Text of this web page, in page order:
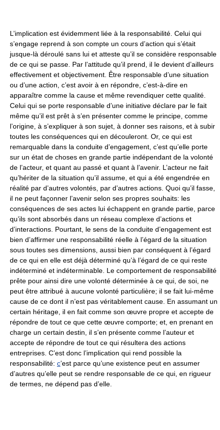
L’implication est évidemment liée à la responsabilité. Celui qui
s’engage reprend à son compte un cours d’action qui s’était
jusque-là déroulé sans lui et atteste qu’il se considère responsable
de ce qui se passe. Par l’attitude qu’il prend, il le devient d’ailleurs
effectivement et objectivement. Être responsable d’une situation
ou d’une action, c’est avoir à en répondre, c’est-à-dire en
apparaître comme la cause et même revendiquer cette qualité.
Celui qui se porte responsable d’une initiative déclare par le fait
même qu’il est prêt à s’en présenter comme le principe, comme
l’origine, à s’expliquer à son sujet, à donner ses raisons, et à subir
toutes les conséquences qui en découleront. Or, ce qui est
remarquable dans la conduite d’engagement, c’est qu’elle porte
sur un état de choses en grande partie indépendant de la volonté
de l’acteur, et quant au passé et quant à l’avenir. L’acteur ne fait
qu’hériter de la situation qu’il assume, et qui a été engendrée en
réalité par d’autres volontés, par d’autres actions. Quoi qu’il fasse,
il ne peut façonner l’avenir selon ses propres souhaits: les
conséquences de ses actes lui échappent en grande partie, parce
qu’ils sont absorbés dans un réseau complexe d’actions et
d’interactions. Pourtant, le sens de la conduite d’engagement est
bien d’affirmer une responsabilité réelle à l’égard de la situation
sous toutes ses dimensions, aussi bien par conséquent à l’égard
de ce qui en elle est déjà déterminé qu’à l’égard de ce qui reste
indéterminé et indéterminable. Le comportement de responsabilité
prête pour ainsi dire une volonté déterminée à ce qui, de soi, ne
peut être attribué à aucune volonté particulière; il se fait lui-même
cause de ce dont il n’est pas véritablement cause. En assumant un
certain héritage, il en fait comme son œuvre propre et accepte de
répondre de tout ce que cette œuvre comporte; et, en prenant en
charge un certain destin, il s’en présente comme l’auteur et
accepte de répondre de tout ce qui résultera des actions
entreprises. C’est donc l’implication qui rend possible la
responsabilité: c’est parce qu’une existence peut en assumer
d’autres qu’elle peut se rendre responsable de ce qui, en rigueur
de termes, ne dépend pas d’elle.